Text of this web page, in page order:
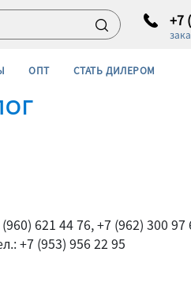
+7
ОПТ СТАТЬ ДИЛЕРОМ
621 44 76, +7 (962) 300 97
+7 (953) 956 22 95